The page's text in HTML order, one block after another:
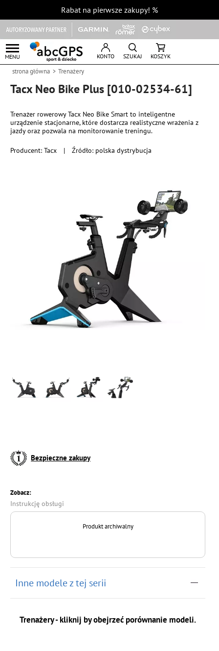
Rabat na pierwsze zakupy! %
MENU KONTO SZUKAJ KOSZYK
strona główna Trenażery
Tacx Neo Bike Plus [010-02534-61]
Producent:Tacx | Źródło: polska dystrybucja
Trenażer rowerowy Tacx Neo Bike Smart to inteligentne
urządzenie stacjonarne, które dostarcza realistyczne wrażenia z
jazdy oraz pozwala na monitorowanie treningu.
Bezpieczne zakupy
Zobacz:
Instrukcję obsługi
Produkt archiwalny
Inne modele z tej serii
Trenażery - kliknij by obejrzeć porównanie modeli.